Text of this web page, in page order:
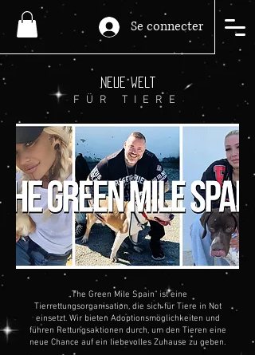
Se connecter
NEUE WELT
FÜR TIERE
„The Green Mile Spain" ist eine
Tierrettungsorganisation, die sich für Tiere in Not
einsetzt. Wir bieten Adoptionsmöglichkeiten und
führen Rettungsaktionen durch, um den Tieren eine
neue Chance auf ein liebevolles Zuhause zu geben.